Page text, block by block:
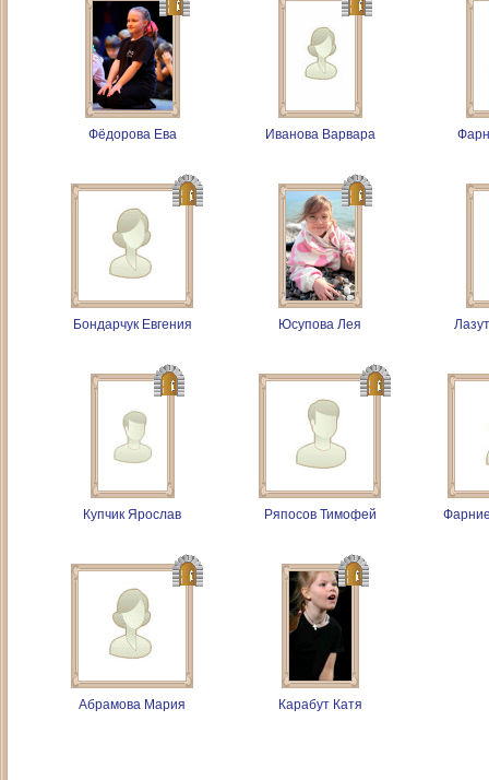
Фёдорова Ева Иванова Варвара
Бондарчук Евгения Юсупова Лея
Купчик Ярослав Ряпосов Тимофей
Абрамова Мария Карабут Катя